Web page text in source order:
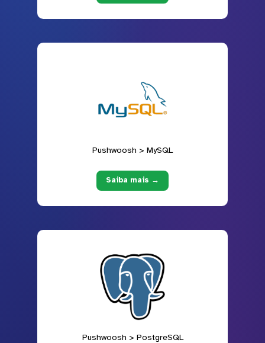
Pushwoosh > MySQL
Saiba mais →
Pushwoosh > PostgreSQL